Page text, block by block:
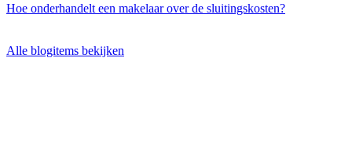
Hoe onderhandelt een makelaar over de sluitingskosten?
Alle blogitems bekijken